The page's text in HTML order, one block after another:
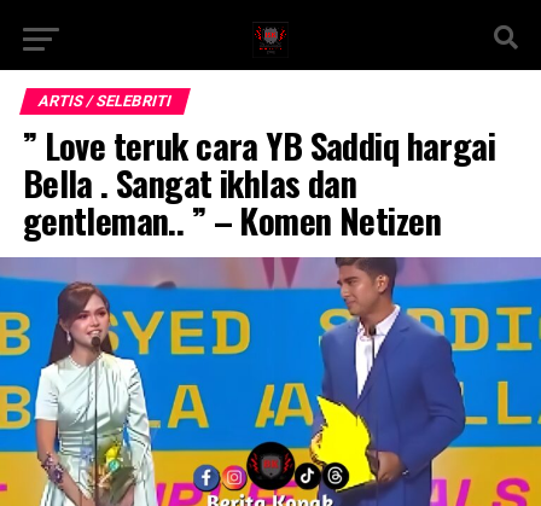
ARTIS / SELEBRITI
” Love teruk cara YB Saddiq hargai
Bella . Sangat ikhlas dan
gentleman.. ” – Komen Netizen